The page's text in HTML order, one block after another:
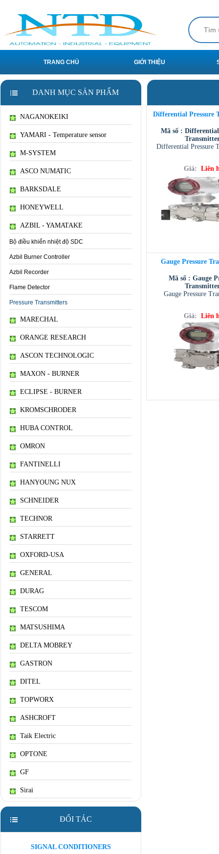
TRANG CHỦ GIỚI THIỆU
DANH MỤC SẢN PHẨM
NAGANOKEIKI
YAMARI - Temperature sensor
M-SYSTEM
ASCO NUMATIC
BARKSDALE
HONEYWELL
AZBIL - YAMATAKE
Bộ điều khiển nhiệt độ SDC
Azbil Burner Controller
Azbil Recorder
Flame Detector
Pressure Transmitters
MARECHAL
ORANGE RESEARCH
ASCON TECHNOLOGIC
MAXON - BURNER
ECLIPSE - BURNER
KROMSCHRODER
HUBA CONTROL
OMRON
FANTINELLI
HANYOUNG NUX
SCHNEIDER
TECHNOR
STARRETT
OXFORD-USA
GENERAL
DURAG
TESCOM
MATSUSHIMA
DELTA MOBREY
GASTRON
DITEL
TOPWORX
ASHCROFT
Taik Electric
OPTONE
GF
Sirai
ĐỐI TÁC
SIGNAL CONDITIONERS
Differential Pressure
Mã số : Differential
Differential Pressure
Giá: Liên
Gauge Pressure
Mã số : Gauge
Gauge Pressure
Giá: Liên